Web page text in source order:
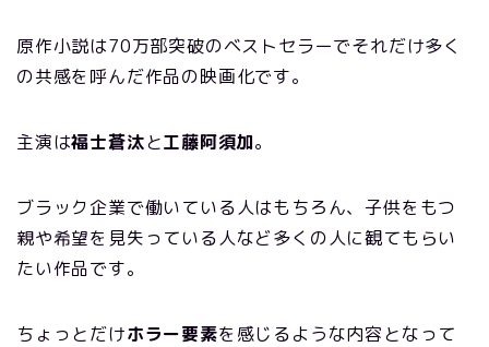
原作小説は70万部突破のベストセラーでそれだけ多く
の共感を呼んだ作品の映画化です。
主演は福士蒼汰と工藤阿須加。
ブラック企業で働いている人はもちろん、子供をもつ
親や希望を見失っている人など多くの人に観てもらい
たい作品です。
ちょっとだけホラー要素を感じるような内容となって